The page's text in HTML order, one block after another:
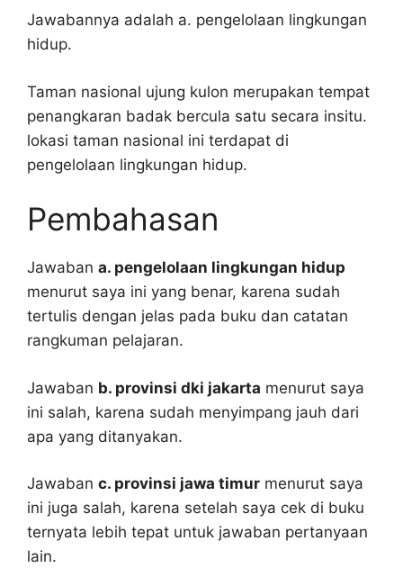
Jawabannya adalah a. pengelolaan lingkungan
hidup.
Taman nasional ujung kulon merupakan tempat
penangkaran badak bercula satu secara insitu.
lokasi taman nasional ini terdapat di
pengelolaan lingkungan hidup.
Pembahasan
Jawaban a. pengelolaan lingkungan hidup
menurut saya ini yang benar, karena sudah
tertulis dengan jelas pada buku dan catatan
rangkuman pelajaran.
Jawaban b. provinsi dki jakarta menurut saya
ini salah, karena sudah menyimpang jauh dari
apa yang ditanyakan.
Jawaban c. provinsi jawa timur menurut saya
ini juga salah, karena setelah saya cek di buku
ternyata lebih tepat untuk jawaban pertanyaan
lain.